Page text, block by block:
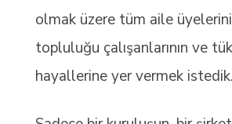
olmak üzere tüm aile
topluluğu çalışanlarının ve
hayallerine yer vermek istedik.